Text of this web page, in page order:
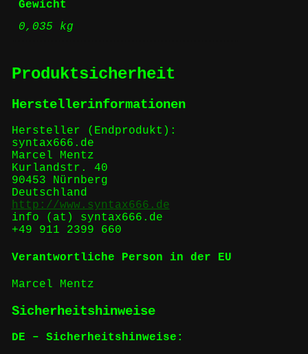
Gewicht
0,035 kg
Produktsicherheit
Herstellerinformationen
Hersteller (Endprodukt):
syntax666.de
Marcel Mentz
Kurlandstr. 40
90453 Nürnberg
Deutschland
http://www.syntax666.de
info (at) syntax666.de
+49 911 2399 660
Verantwortliche Person in der EU
Marcel Mentz
Sicherheitshinweise
DE – Sicherheitshinweise: